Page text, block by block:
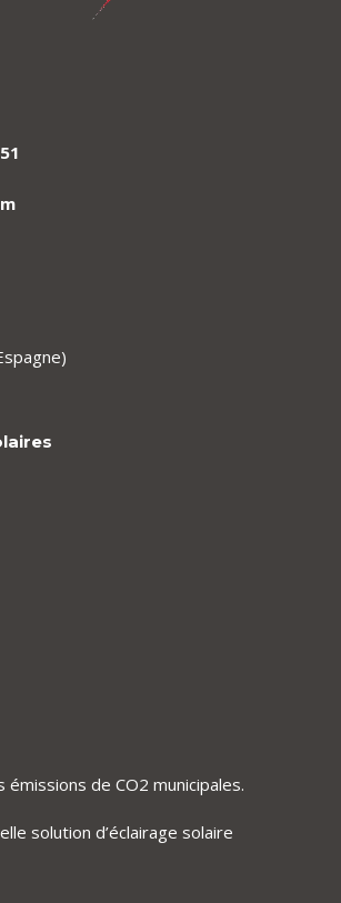
émissions de CO2 municipales.
solution d’éclairage solaire